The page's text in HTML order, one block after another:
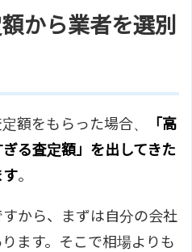
から業者を選別
額をもらった場合、
「高
る査定額」を出してきた
す。
から、まずは自分の会社
ます。そこで相場よりも